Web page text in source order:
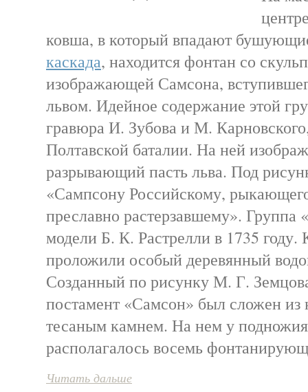
ковша, в который впадают
каскада, находится фонтан со
изображающей Самсона,
львом. Идейное содержание этой
гравюра И. Зубова и М.
Полтавской баталии. На ней
разрывающий пасть льва. Под
«Сампсону Российскому,
преславно растерзавшему». Группа
модели Б. К. Растрелли в 1735
проложили особый деревянный
Созданный по рисунку М. Г.
постамент «Самсон» был сложен из
тесаным камнем. На нем у
располагалось восемь
Читать дальше